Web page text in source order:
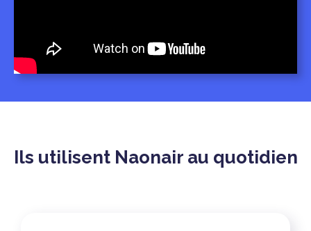
Ils utilisent Naonair au quotidien